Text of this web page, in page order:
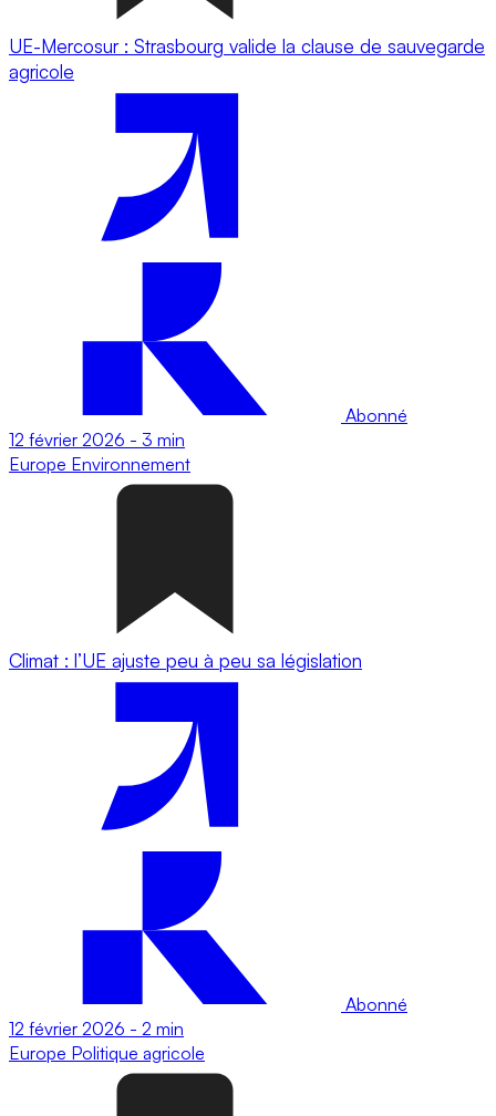
UE-Mercosur : Strasbourg valide la clause de sauvegarde
agricole
Abonné
12 février 2026 - 3 min
Europe Environnement
Climat : l’UE ajuste peu à peu sa législation
Abonné
12 février 2026 - 2 min
Europe Politique agricole